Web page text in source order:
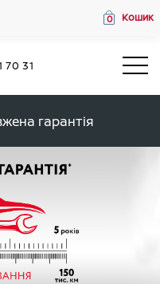
0 Кошик
70 31
гарантія